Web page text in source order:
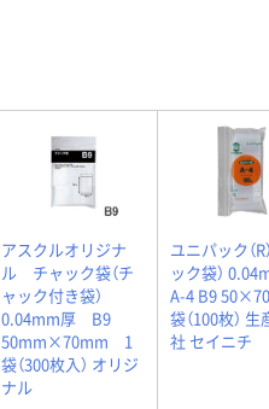
アスクルオリジナ
ル チャック袋（チ
ャック付き袋）
0.04mm厚 B9
50mm×70mm 1
袋（300枚入） オリジ
ナル
ユニパック（R
ック袋）
A-4 B9
袋（100枚）
社 セイニチ